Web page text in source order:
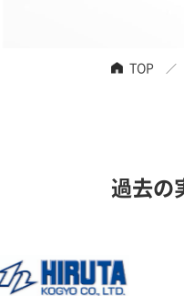
TOP
過去の